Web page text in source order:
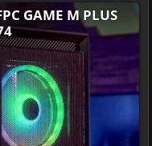
GAME M PLUS